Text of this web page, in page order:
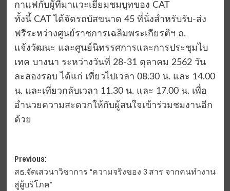
กาแฟกับผู้ที่มาแวะเยี่ยมชมบูทของ CAT
ทั้งนี้ CAT ได้จัดรถบัสขนาด 45 ที่นั่งสำหรับรับ-ส่ง
ฟรีระหว่างศูนย์ราชการเฉลิมพระเกียรติฯ ถ.
แจ้งวัฒนะ และศูนย์นิทรรศการและการประชุมไบ
เทค บางนา ระหว่างวันที่ 28-31 ตุลาคม 2562 วัน
ละสองรอบ ได้แก่ เที่ยวไปเวลา 08.30 น. และ 14.00
น. และเที่ยวกลับเวลา 11.30 น. และ 17.00 น. เพื่อ
อำนวยความสะดวกให้กับผู้สนใจเข้าร่วมชมงานอีก
ด้วย
Post
navigation
Previous:
สธ.จัดเสวนาวิชาการ “ความจริงของ 3 สาร จากคนทำงาน
สู่ผู้บริโภค”